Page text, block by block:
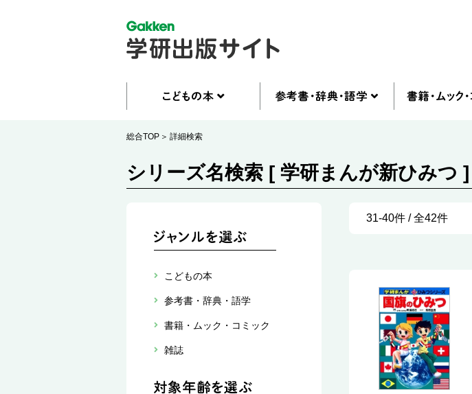
総合TOP 詳細検索
シリーズ名検索 [ 学研まんが新ひみつ ]
こどもの本
参考書・辞典・語学
書籍・ムック・コミック
雑誌
31-40件 / 全42件